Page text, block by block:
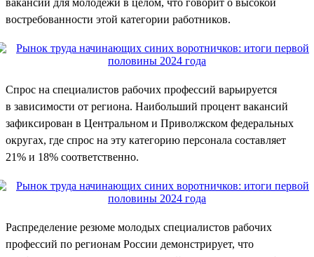
востребованности этой категории работников.
Спрос на специалистов рабочих профессий варьируется
в зависимости от региона. Наибольший процент вакансий
зафиксирован в Центральном и Приволжском федеральных
округах, где спрос на эту категорию персонала составляет
21% и 18% соответственно.
Распределение резюме молодых специалистов рабочих
профессий по регионам России демонстрирует, что